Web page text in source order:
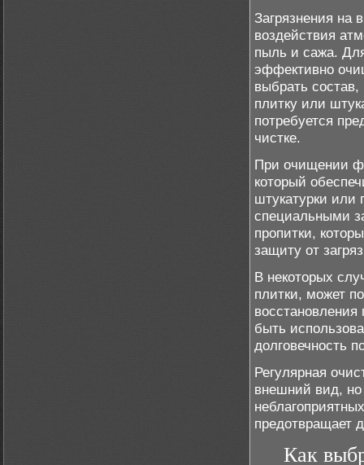
Загрязнения на
воздействия
пыль и сажа.
эффективно
выбрать
плитку или
потребуется
чистке.
При очищении
который
штукатурки или
специальными
пропитки,
защиту от
В некоторых
плитки, может
быть
долговечность
Регулярная
внешний вид, но
предотвращает
Как